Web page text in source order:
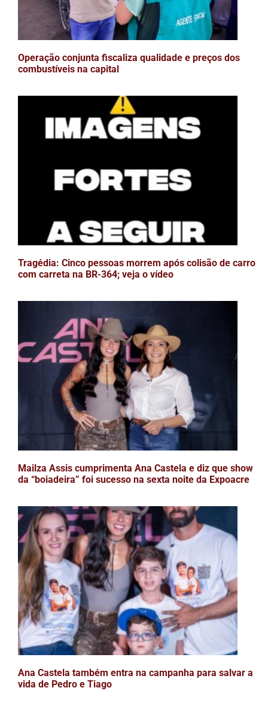
Operação conjunta fiscaliza qualidade e preços dos
combustíveis na capital
Tragédia: Cinco pessoas morrem após colisão de carro
com carreta na BR-364; veja o vídeo
Mailza Assis cumprimenta Ana Castela e diz que show
da “boiadeira” foi sucesso na sexta noite da Expoacre
Ana Castela também entra na campanha para salvar a
vida de Pedro e Tiago